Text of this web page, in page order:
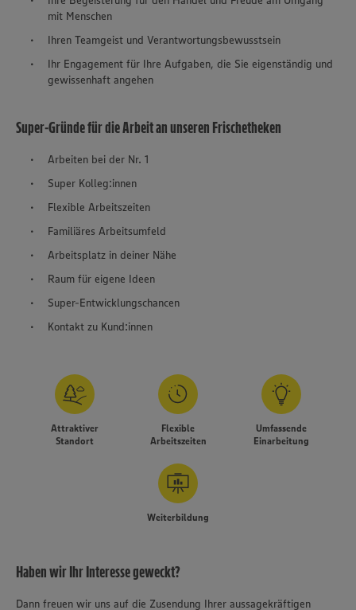
mit Menschen
Ihren Teamgeist und Verantwortungsbewusstsein
Ihr Engagement für Ihre Aufgaben, die Sie eigenständig und
gewissenhaft angehen
Super-Gründe für die Arbeit an unseren Frischetheken
Arbeiten bei der Nr. 1
Super Kolleg:innen
Flexible Arbeitszeiten
Familiäres Arbeitsumfeld
Arbeitsplatz in deiner Nähe
Raum für eigene Ideen
Super-Entwicklungschancen
Kontakt zu Kund:innen
Attraktiver
Standort
Flexible
Arbeitszeiten
Umfassende
Einarbeitung
Weiterbildung
Haben wir Ihr Interesse geweckt?
Dann freuen wir uns auf die Zusendung Ihrer aussagekräftigen